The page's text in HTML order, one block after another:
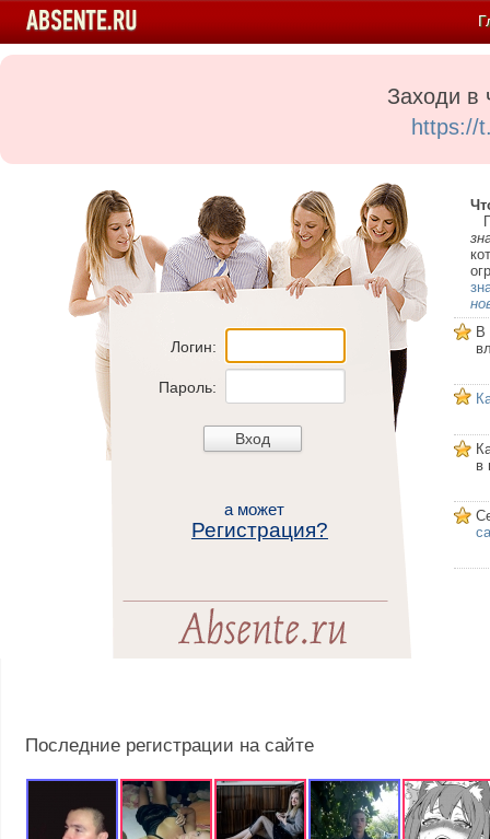
Заходи в
https://
Логин:
Пароль:
а может
Регистрация?
В
в
Последние регистрации на сайте